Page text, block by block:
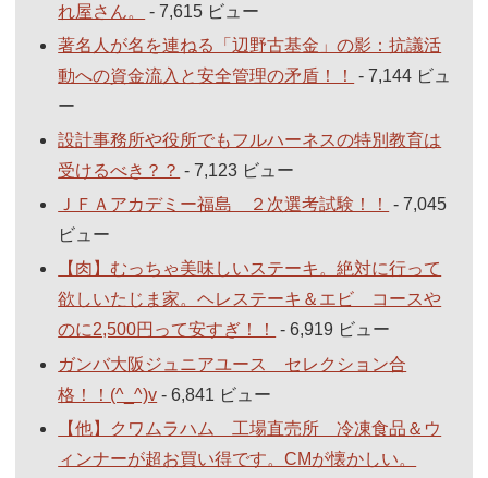
れ屋さん。
- 7,615 ビュー
著名人が名を連ねる「辺野古基金」の影：抗議活
動への資金流入と安全管理の矛盾！！
- 7,144 ビュ
ー
設計事務所や役所でもフルハーネスの特別教育は
受けるべき？？ - 7,123 ビュー
ＪＦＡアカデミー福島 ２次選考試験！！
- 7,045
ビュー
【肉】むっちゃ美味しいステーキ。絶対に行って
欲しいたじま家。ヘレステーキ＆エビ コースや
のに2,500円って安すぎ！！
- 6,919 ビュー
ガンバ大阪ジュニアユース セレクション合
格！！(^_^)v - 6,841 ビュー
【他】クワムラハム 工場直売所 冷凍食品＆ウ
ィンナーが超お買い得です。CMが懐かしい。